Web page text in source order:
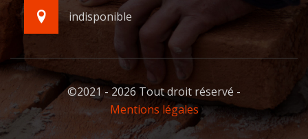
indisponible
©2021 - 2026 Tout droit réservé -
Mentions légales